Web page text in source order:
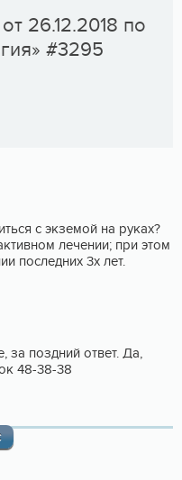
26.12.2018 по
#3295
с экземой на руках?
лечении; при этом
последних 3х лет.
за поздний ответ. Да,
48-38-38